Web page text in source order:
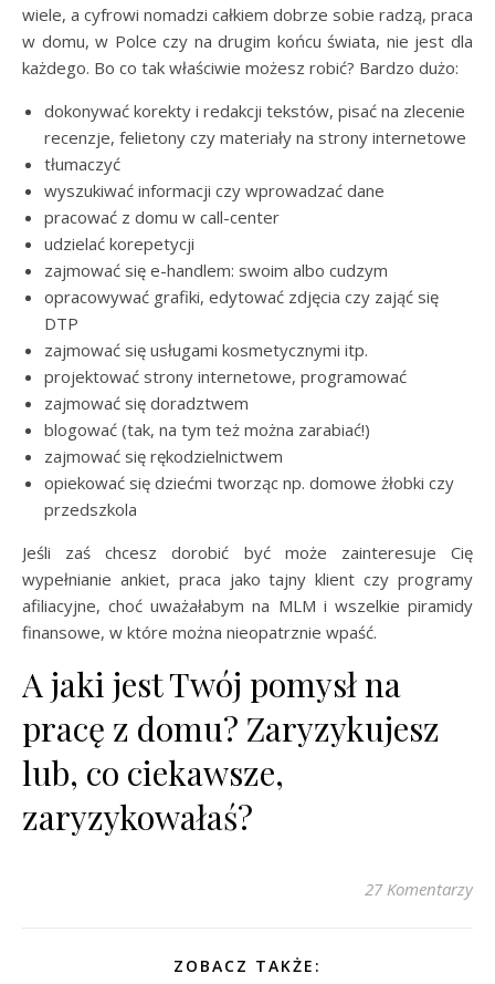
wiele, a cyfrowi nomadzi całkiem dobrze sobie radzą, praca
w domu, w Polce czy na drugim końcu świata, nie jest dla
każdego. Bo co tak właściwie możesz robić? Bardzo dużo:
dokonywać korekty i redakcji tekstów, pisać na zlecenie
recenzje, felietony czy materiały na strony internetowe
tłumaczyć
wyszukiwać informacji czy wprowadzać dane
pracować z domu w call-center
udzielać korepetycji
zajmować się e-handlem: swoim albo cudzym
opracowywać grafiki, edytować zdjęcia czy zająć się
DTP
zajmować się usługami kosmetycznymi itp.
projektować strony internetowe, programować
zajmować się doradztwem
blogować (tak, na tym też można zarabiać!)
zajmować się rękodzielnictwem
opiekować się dziećmi tworząc np. domowe żłobki czy
przedszkola
Jeśli zaś chcesz dorobić być może zainteresuje Cię
wypełnianie ankiet, praca jako tajny klient czy programy
afiliacyjne, choć uważałabym na MLM i wszelkie piramidy
finansowe, w które można nieopatrznie wpaść.
A jaki jest Twój pomysł na
pracę z domu? Zaryzykujesz
lub, co ciekawsze,
zaryzykowałaś?
27 Komentarzy
ZOBACZ TAKŻE: